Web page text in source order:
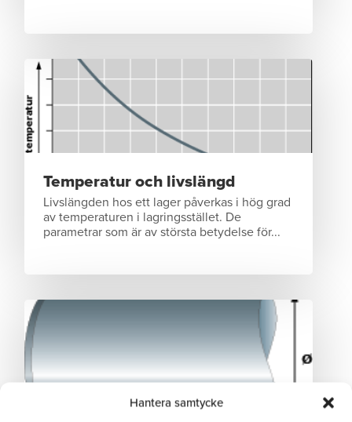
Hantera samtycke
Temperatur och livslängd
Livslängden hos ett lager påverkas i hög grad
av temperaturen i lagringsstället. De
parametrar som är av största betydelse för...